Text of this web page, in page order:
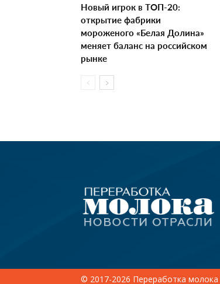
Новый игрок в ТОП-20:
открытие фабрики
мороженого «Белая Долина»
меняет баланс на российском
рынке
© 2017-2026 Переработка молока